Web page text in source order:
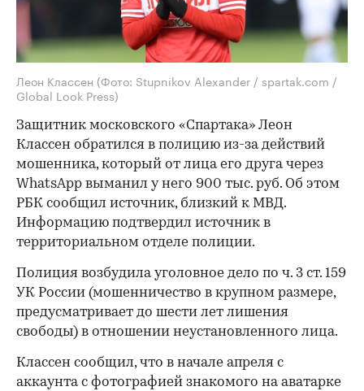
Леон Классен (Фото: Stupnikov Alexander / spartak.com /
Global Look Press)
Защитник московского «Спартака» Леон
Классен обратился в полицию из-за действий
мошенника, который от лица его друга через
WhatsApp выманил у него 900 тыс. руб. Об этом
РБК сообщил источник, близкий к МВД.
Информацию подтвердил источник в
территориальном отделе полиции.
Полиция возбудила уголовное дело по ч. 3 ст. 159
УК России (мошенничество в крупном размере,
предусматривает до шести лет лишения
свободы) в отношении неустановленного лица.
Классен сообщил, что в начале апреля с
аккаунта с фотографией знакомого на аватарке